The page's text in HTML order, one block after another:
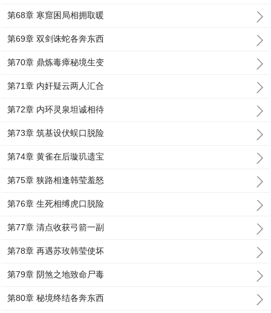
第68章 寒窟困局相拥取暖
第69章 双剑诛蛇各奔东西
第70章 鼎炼毒瘴秘境生变
第71章 内奸疑云两人汇合
第72章 内环灵泉坦诚相待
第73章 筑基设伏蜈口脱险
第74章 黄雀在后璇玑遗宝
第75章 狭路相逢韩莹羞怒
第76章 生死相缚虎口脱险
第77章 清点收获弓箭一副
第78章 再遇苏玫韩莹使坏
第79章 阴煞之地致命尸毒
第80章 秘境终结各奔东西